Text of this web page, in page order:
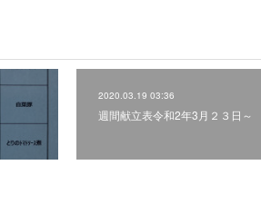
2020.03.19 03:36
週間献立表令和2年3月２３日～